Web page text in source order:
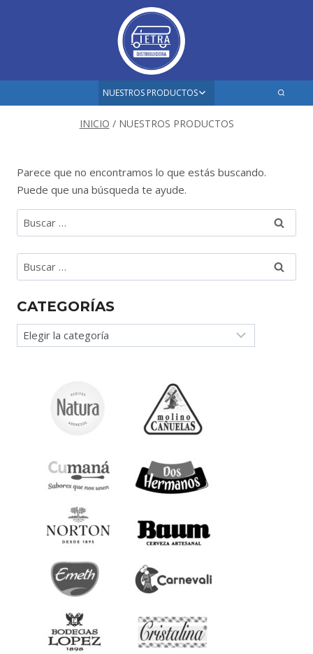
NUESTROS PRODUCTOS
el
menú
INICIO / NUESTROS PRODUCTOS
Parece que no encontramos lo que estás buscando.
Puede que una búsqueda te ayude.
Buscar:
Buscar:
CATEGORÍAS
Categorías